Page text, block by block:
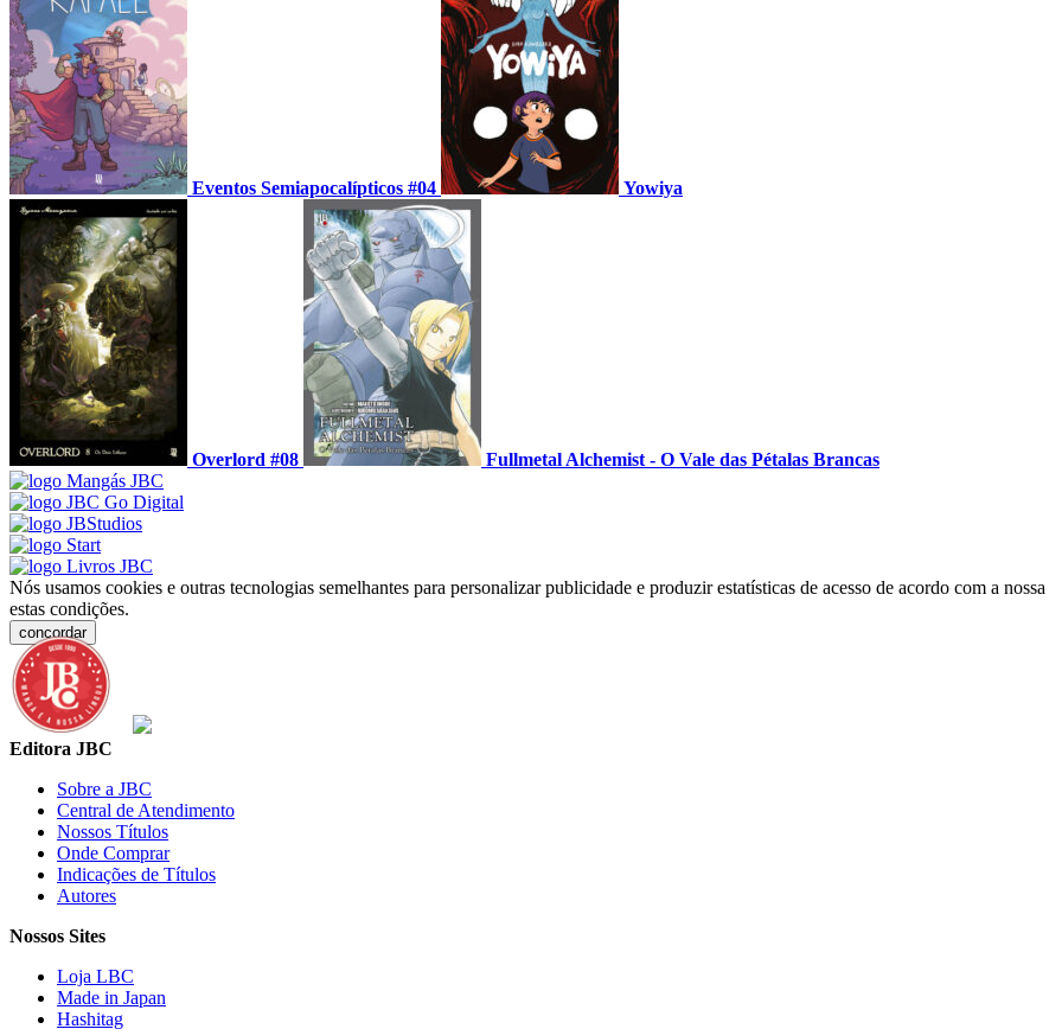
Eventos Semiapocalípticos #04 Yowiya
Overlord #08 Fullmetal Alchemist - O Vale das Pétalas Brancas
Nós usamos cookies e outras tecnologias semelhantes para personalizar publicidade e produzir estatísticas de acesso de acordo com a nossa
estas condições.
concordar
Editora JBC
Sobre a JBC
Central de Atendimento
Nossos Títulos
Onde Comprar
Indicações de Títulos
Autores
Nossos Sites
Loja LBC
Made in Japan
Hashitag